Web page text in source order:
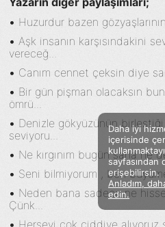
• Huzurdur bazen
•Aşk insanın karşısındakini
vereceğ...
• Canım cennet çeksin diye
• Bir gün pişman olacaksın
ömrü...
• Denizle gökyüzünün
seviyoru...
• Ne kırgınım bugün sana ne
• Seni bilmiyorum , ben
• Neden bana sadece ne
Çünk...
• Herşeyi çok ciddiye alıyoruz
Daha iyi
içerisinde
sayfasından
erişebilirsin.
Anladım,
edin.